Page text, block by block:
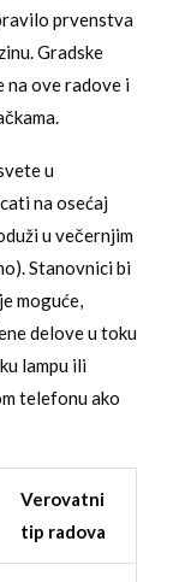
prvenstva
Gradske
na ove radove i
u
na osećaj
u večernjim
Stanovnici bi
moguće,
delove u toku
lampu ili
telefonu ako
Verovatni
tip radova